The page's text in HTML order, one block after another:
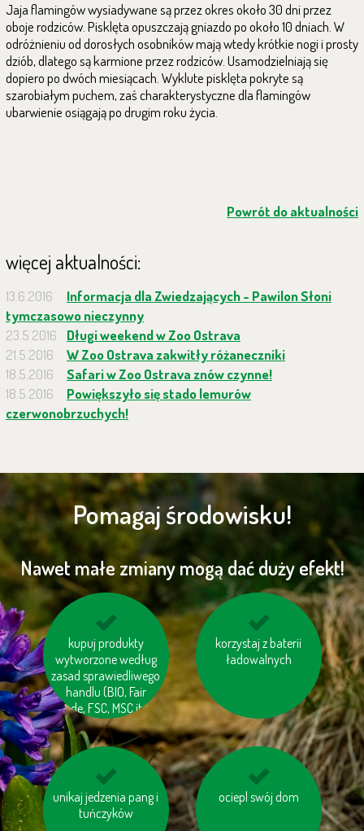
Jaja flamingów wysiadywane są przez okres około 30 dni przez
oboje rodziców. Pisklęta opuszczają gniazdo po około 10 dniach. W
odróżnieniu od dorosłych osobników mają wtedy krótkie nogi iprosty
dziób, dlategosą karmione przez rodziców. Usamodzielniają się
dopiero po dwóch miesiącach. Wyklute pisklęta pokryte są
szarobiałym puchem, zaś charakterystyczne dla flamingów
ubarwienie osiągają po drugim roku życia.
Powrót do aktualności
więcej aktualności:
13.6.2016
Informacja dla Zwiedzających - Pawilon Słoni
tymczasowo nieczynny
23.5.2016
Długi weekend w Zoo Ostrava
21.5.2016
W Zoo Ostrava zakwitły różaneczniki
18.5.2016
Safari w Zoo Ostrava znów czynne!
18.5.2016
Powiększyło się stado lemurów
czerwonobrzuchych!
Pomagaj środowisku!
Nawet małe zmiany mogą dać duży efekt!
kupuj produkty
wytworzone według
zasad sprawiedliwego
handlu (BIO, Fair
trade, FSC, MSC itp.)
oszczędzaj energię
korzystaj z baterii
ładowalnych
pomyśl o „ukrytej
wodzie“ w produktac
unikaj jedzenia pang i
tuńczyków
zakręcaj wodę
podczas golenia lub
ociepl swój dom
jedz miejscowe ryby